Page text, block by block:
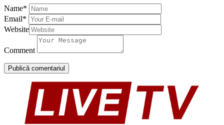
Name*
Email*
Website
Comment